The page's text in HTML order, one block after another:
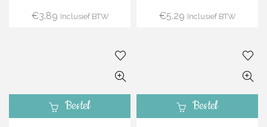
€3.89 Inclusief BTW €5.29 Inclusief BTW
Bestel Bestel